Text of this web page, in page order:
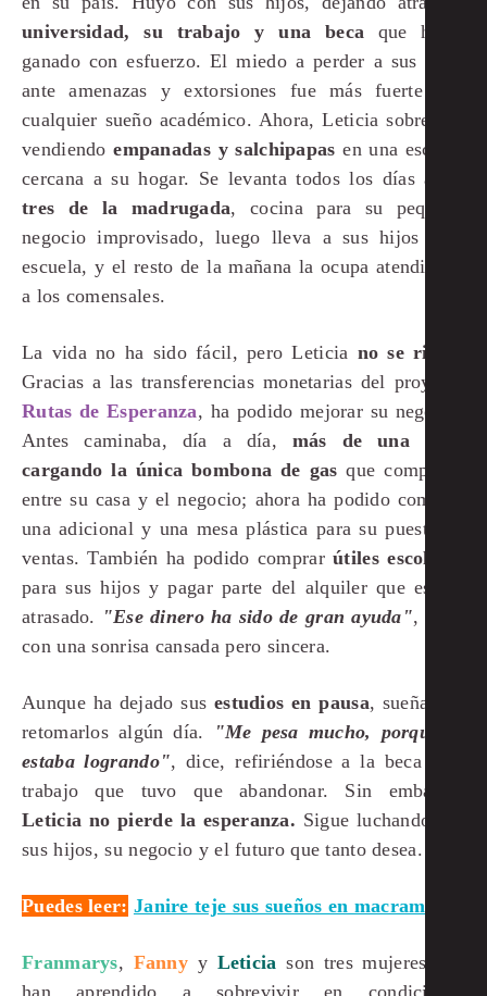
universidad, su trabajo y una beca que había
ganado con esfuerzo. El miedo a perder a sus hijos
ante amenazas y extorsiones fue más fuerte que
cualquier sueño académico. Ahora, Leticia sobrevive
vendiendoempanadas y salchipapas en una escuela
cercana a su hogar. Se levanta todos los días a las
tres de la madrugada, cocina para su pequeño
negocio improvisado, luego lleva a sus hijos a la
escuela, y el resto de la mañana la ocupa atendiendo
a los comensales.
La vida no ha sido fácil, pero Leticia no se rinde
Gracias a las transferencias monetarias del proyecto
Rutas de Esperanza, ha podido mejorar su negocio.
Antes caminaba, día a día, más de una hora
cargando la única bombona de gas que compartía
entre su casa y el negocio; ahora ha podido comprar
una adicional y una mesa plástica para su puesto de
ventas. También ha podido comprarútiles escolares
para sus hijos y pagar parte del alquiler que estaba
atrasado. "Ese dinero ha sido de gran ayuda", dice,
con una sonrisa cansada pero sincera.
Aunque ha dejado sus estudios en pausa, sueña con
retomarlos algún día.
"Me pesa mucho, porque lo
estaba logrando", dice, refiriéndose a la beca y al
trabajo que tuvo que abandonar. Sin embargo,
Leticia no pierde la esperanza. Sigue luchando por
sus hijos, su negocio y el futuro que tanto desea.
Puedes leer: Janire teje sus sueños en macramé
Franmarys, Fanny y Leticiason tres mujeres que
han aprendido a sobrevivir en condiciones